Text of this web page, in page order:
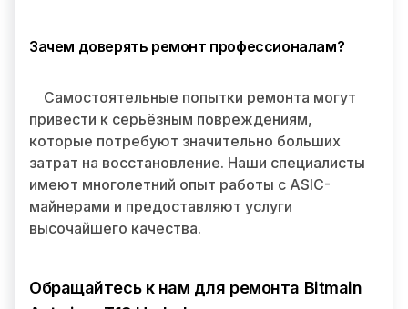
Зачем доверять ремонт профессионалам?
Самостоятельные попытки ремонта могут
привести к серьёзным повреждениям,
которые потребуют значительно больших
затрат на восстановление. Наши специалисты
имеют многолетний опыт работы с ASIC-
майнерами и предоставляют услуги
высочайшего качества.
Обращайтесь к нам для ремонта Bitmain